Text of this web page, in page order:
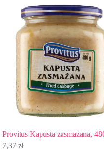
Kapusta zasmażana, 480g
zł